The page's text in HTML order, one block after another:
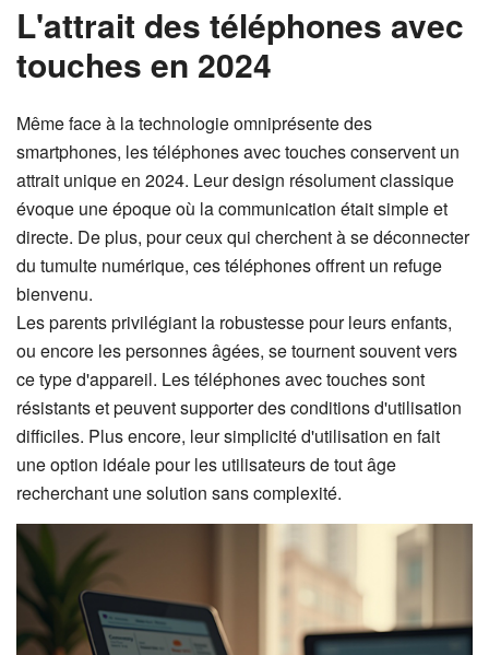
L'attrait des téléphones avec
touches en 2024
Même face à la technologie omniprésente des
smartphones, les téléphones avec touches conservent un
attrait unique en 2024. Leur design résolument classique
évoque une époque où la communication était simple et
directe. De plus, pour ceux qui cherchent à se déconnecter
du tumulte numérique, ces téléphones offrent un refuge
bienvenu.
Les parents privilégiant la robustesse pour leurs enfants,
ou encore les personnes âgées, se tournent souvent vers
ce type d'appareil. Les téléphones avec touches sont
résistants et peuvent supporter des conditions d'utilisation
difficiles. Plus encore, leur simplicité d'utilisation en fait
une option idéale pour les utilisateurs de tout âge
recherchant une solution sans complexité.